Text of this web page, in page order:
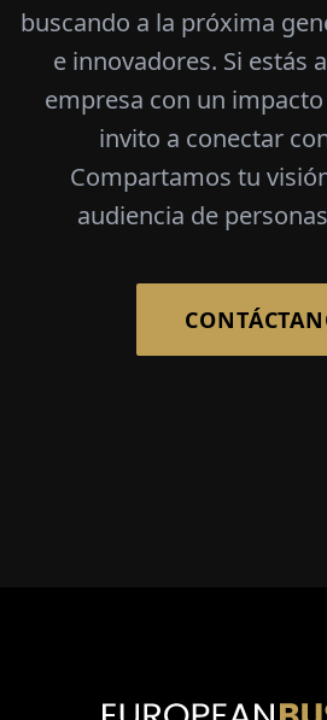
buscando a la próxima
e innovadores. Si estás
empresa con un
invito a conectar
Compartamos tu
audiencia de